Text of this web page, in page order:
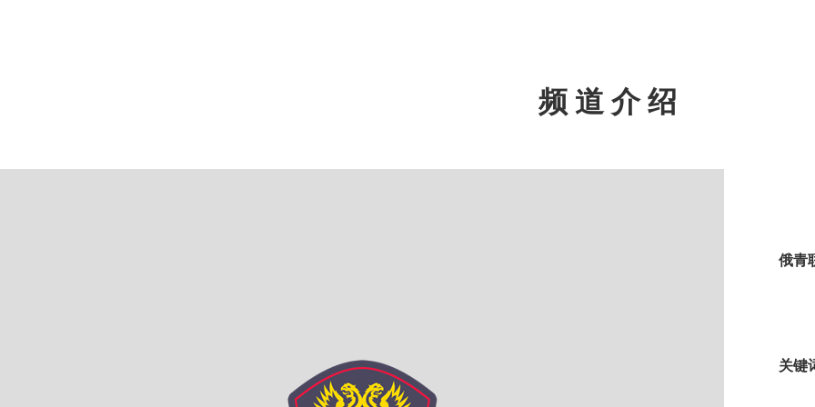
频道介绍
俄青
关键